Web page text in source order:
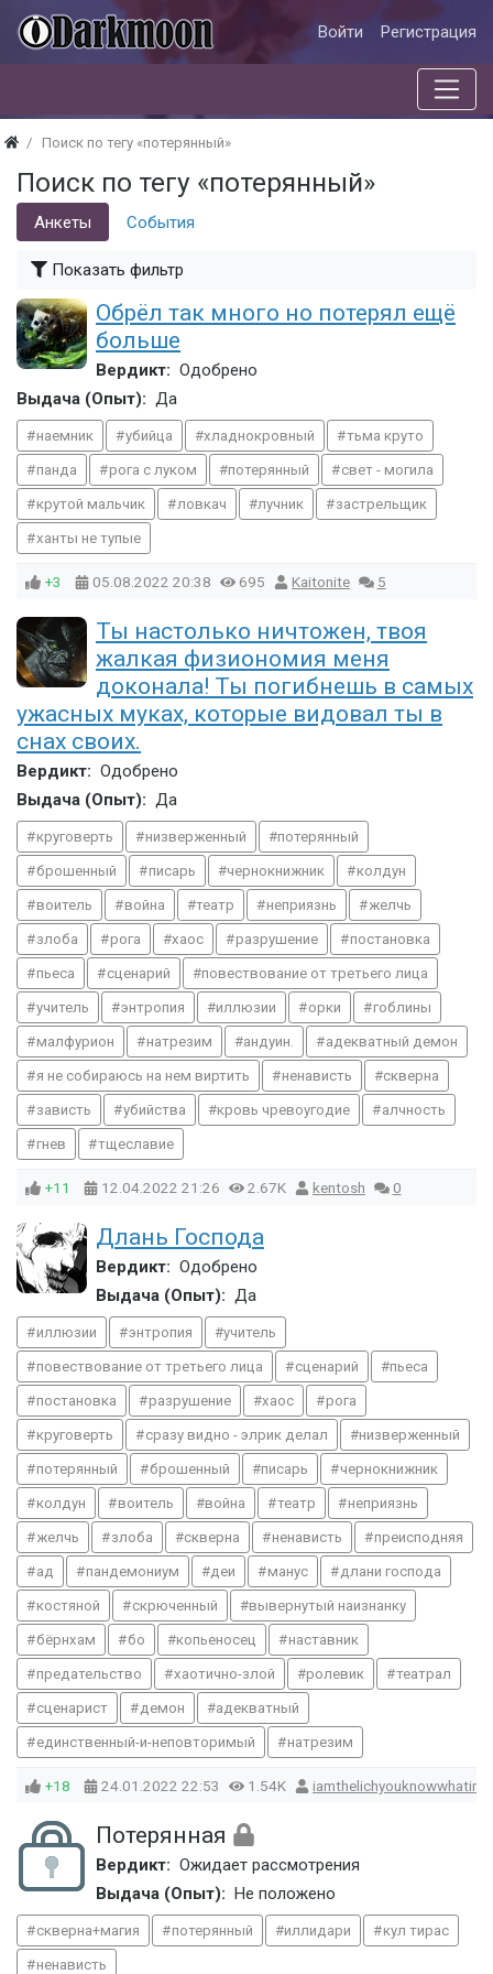
Войти Регистрация
Поиск по тегу «потерянный»
Поиск по тегу «потерянный»
Анкеты События
Показать фильтр
Обрёл так много но потерял ещё
больше
Вердикт: Одобрено
Выдача (Опыт): Да
наемник убийца хладнокровный тьма круто
панда рога с луком потерянный свет - могила
крутой мальчик ловкач лучник застрельщик
ханты не тупые
+3 05.08.2022 20:38 695 Kaitonite 5
Ты настолько ничтожен, твоя
жалкая физиономия меня
доконала! Ты погибнешь в самых
ужасных муках, которые видовал ты в
снах своих.
Вердикт: Одобрено
Выдача (Опыт): Да
круговерть низверженный потерянный
брошенный писарь чернокнижник колдун
воитель война театр неприязнь желчь
злоба рога хаос разрушение постановка
пьеса сценарий повествование от третьего лица
учитель энтропия иллюзии орки гоблины
малфурион натрезим андуин. адекватный демон
я не собираюсь на нем виртить ненависть скверна
зависть убийства кровь чревоугодие алчность
гнев тщеславие
+11 12.04.2022 21:26 2.67K kentosh 0
Длань Господа
Вердикт: Одобрено
Выдача (Опыт): Да
иллюзии энтропия учитель
повествование от третьего лица сценарий пьеса
постановка разрушение хаос рога
круговерть сразу видно - элрик делал низверженный
потерянный брошенный писарь чернокнижник
колдун воитель война театр неприязнь
желчь злоба скверна ненависть преисподняя
ад пандемониум деи манус длани господа
костяной скрюченный вывернутый наизнанку
бёрнхам бо копьеносец наставник
предательство хаотично-злой ролевик театрал
сценарист демон адекватный
единственный-и-неповторимый натрезим
+18 24.01.2022 22:53 1.54K
Потерянная
Вердикт: Ожидает рассмотрения
Выдача (Опыт):
Не положено
скверна+магия потерянный иллидари кул тирас
ненависть